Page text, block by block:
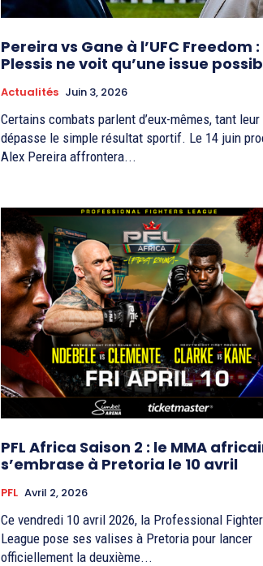
Pereira vs Gane à l’UFC Freedom :
Plessis ne voit qu’une issue
Actualités Juin 3, 2026
Certains combats parlent d’eux-mêmes, tant
dépasse le simple résultat sportif. Le 14 juin
Alex Pereira affrontera...
PFL Africa Saison 2 : le MMA
s’embrase à Pretoria le 10 avril
PFL Avril 2, 2026
Ce vendredi 10 avril 2026, la Professional
League pose ses valises à Pretoria pour lancer
officiellement la deuxième...